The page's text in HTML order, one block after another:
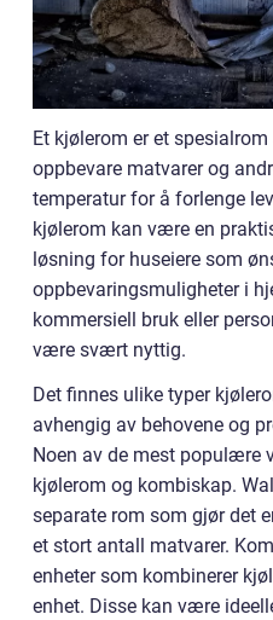
Et kjølerom er et
oppbevare matvarer og
temperatur for å forlenge
kjølerom kan være en
løsning for huseiere som
oppbevaringsmuligheter i
kommersiell bruk eller
være svært nyttig.
Det finnes ulike typer
avhengig av behovene og
Noen av de mest populære
kjølerom og kombiskap.
separate rom som gjør det
et stort antall matvarer.
enheter som kombinerer
enhet. Disse kan være